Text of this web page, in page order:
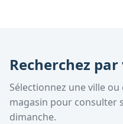
Recherchez
Sélectionnez une ville
magasin pour consulter
dimanche.